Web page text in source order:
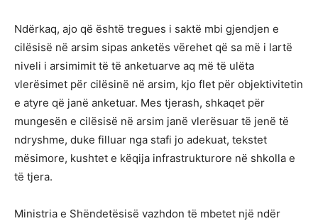
Ndërkaq, ajo që është tregues i saktë mbi gjendjen e
cilësisë në arsim sipas anketës vërehet që sa më i lartë
niveli i arsimimit të të anketuarve aq më të ulëta
vlerësimet për cilësinë në arsim, kjo flet për objektivitetin
e atyre që janë anketuar. Mes tjerash, shkaqet për
mungesën e cilësisë në arsim janë vlerësuar të jenë të
ndryshme, duke filluar nga stafi jo adekuat, tekstet
mësimore, kushtet e këqija infrastrukturore në shkolla e
të tjera.
Ministria e Shëndetësisë vazhdon të mbetet një ndër